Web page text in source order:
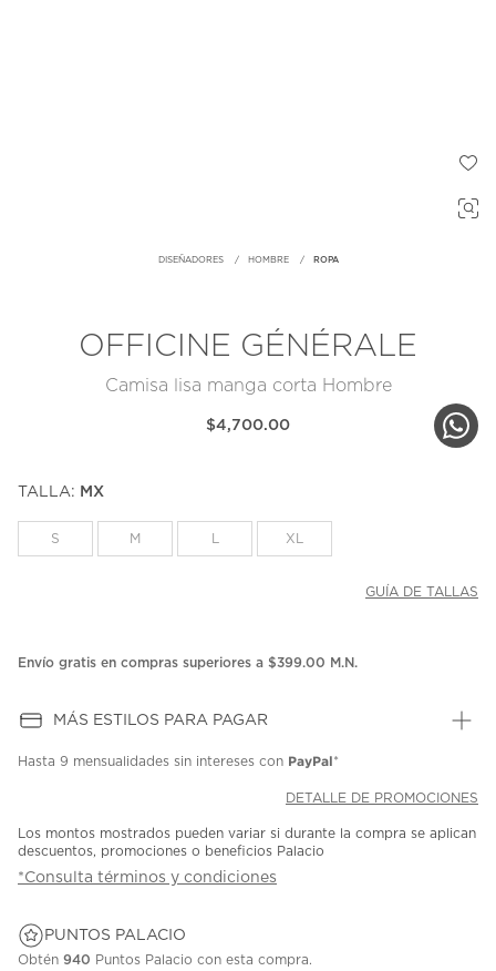
DISEÑADORES HOMBRE ROPA
OFFICINE GÉNÉRALE
Camisa lisa manga corta Hombre
$4,700.00
TALLA: MX
S M XL
GUÍA DE TALLAS
Envío gratis en compras superiores a $399.00 M.N.
MÁS ESTILOS PARA PAGAR
Hasta 9 mensualidades sin intereses con PayPal*
DETALLE DE PROMOCIONES
Los montos mostrados pueden variar si durante la compra se aplican
descuentos, promociones o beneficios Palacio
*Consulta términos y condiciones
PUNTOS PALACIO
Obtén 940 Puntos Palacio con esta compra.